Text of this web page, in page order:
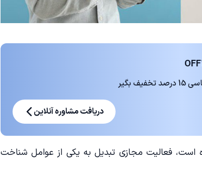
بگیر
دریافت مشاوره آنلاین
است،‌ فعالیت مجازی تبدیل به یکی از عوامل شناخت